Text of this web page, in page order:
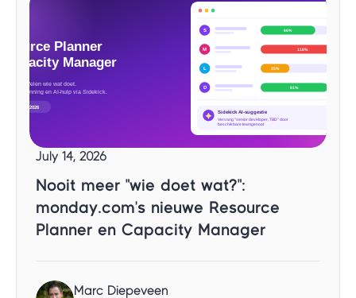
July 14, 2026
Nooit meer "wie doet wat?":
monday.com's nieuwe Resource
Planner en Capacity Manager
Marc Diepeveen